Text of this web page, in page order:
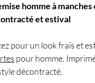
homme à
et estival
pour un look frais et
pour homme.
décontracté.